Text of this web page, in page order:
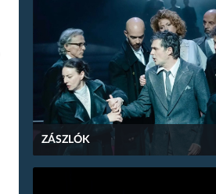
ZÁSZLÓK